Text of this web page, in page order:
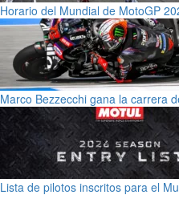
Horario del Mundial de MotoGP
Marco Bezzecchi gana la carrera
Lista de pilotos inscritos para el